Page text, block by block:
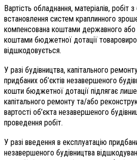
Вартість обладнання, матеріалів, робіт з
встановлення систем краплинного
компенсована коштами державного
коштами бюджетної дотації
відшкодовується.
У разі будівництва, капітального
придбаних об’єктів незавершеного
кошти бюджетної дотації підлягає лише
капітального ремонту та/або
вартості об’єкта незавершеного
проведення робіт.
У разі введення в експлуатацію
незавершеного будівництва